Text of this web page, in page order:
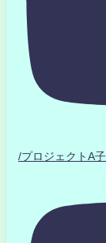
/プロジェクトA